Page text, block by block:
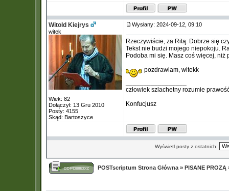
Witold Kiejrys
witek
Wiek: 82
Dołączył: 13 Gru 2010
Posty: 4155
Skąd: Bartoszyce
Wysłany: 2024-09-12, 09:10
Rzeczywiście, za Ritą: Dobrze się
Tekst nie budzi mojego niepokoju.
Podoba mi się. Masz coś więcej,
pozdrawiam, witekk
człowiek szlachetny rozumie
Konfucjusz
Wyświetl posty z ostatnich:
POSTscriptum Strona Główna » PISANE PROZĄ